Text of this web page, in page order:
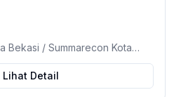
Bekasi / Summarecon Kota
Kec. Bekasi Selatan, Kota
Lihat Detail